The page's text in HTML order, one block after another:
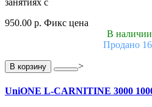
950.00 р. Фикс цена
В
Продано
В корзину >
UniONE L-CARNITINE 3000